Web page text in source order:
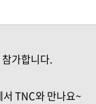
가합니다.
TNC와 만나요~